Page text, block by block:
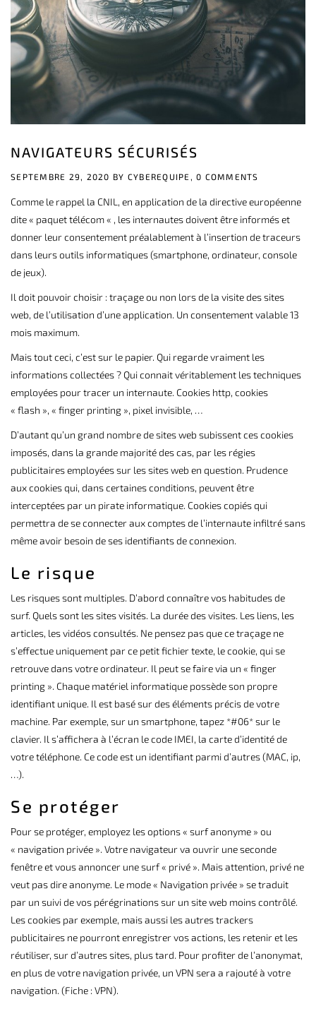
NAVIGATEURS SÉCURISÉS
SEPTEMBRE 29, 2020 BY CYBEREQUIPE, 0 COMMENTS
Comme le rappel la CNIL, en application de la directive européenne
dite « paquet télécom « , les internautes doivent être informés et
donner leur consentement préalablement à l’insertion de traceurs
dans leurs outils informatiques (smartphone, ordinateur, console
de jeux).
Il doit pouvoir choisir : traçage ou non lors de la visite des sites
web, de l’utilisation d’une application. Un consentement valable 13
mois maximum.
Mais tout ceci, c’est sur le papier. Qui regarde vraiment les
informations collectées ? Qui connait véritablement les techniques
employées pour tracer un internaute. Cookies http, cookies
« flash », « finger printing », pixel invisible, …
D’autant qu’un grand nombre de sites web subissent ces cookies
imposés, dans la grande majorité des cas, par les régies
publicitaires employées sur les sites web en question. Prudence
aux cookies qui, dans certaines conditions, peuvent être
interceptées par un pirate informatique. Cookies copiés qui
permettra de se connecter aux comptes de l’internaute infiltré sans
même avoir besoin de ses identifiants de connexion.
Le risque
Les risques sont multiples. D’abord connaître vos habitudes de
surf. Quels sont les sites visités. La durée des visites. Les liens, les
articles, les vidéos consultés. Ne pensez pas que ce traçage ne
s’effectue uniquement par ce petit fichier texte, le cookie, qui se
retrouve dans votre ordinateur. Il peut se faire via un « finger
printing ». Chaque matériel informatique possède son propre
identifiant unique. Il est basé sur des éléments précis de votre
machine. Par exemple, sur un smartphone, tapez *#06* sur le
clavier. Il s’affichera à l’écran le code IMEI, la carte d’identité de
votre téléphone. Ce code est un identifiant parmi d’autres (MAC, ip,
…).
Se protéger
Pour se protéger, employez les options « surf anonyme » ou
« navigation privée ». Votre navigateur va ouvrir une seconde
fenêtre et vous annoncer une surf « privé ». Mais attention, privé ne
veut pas dire anonyme. Le mode « Navigation privée » se traduit
par un suivi de vos pérégrinations sur un site web moins contrôlé.
Les cookies par exemple, mais aussi les autres trackers
publicitaires ne pourront enregistrer vos actions, les retenir et les
réutiliser, sur d’autres sites, plus tard. Pour profiter de l’anonymat,
en plus de votre navigation privée, un VPN sera a rajouté à votre
navigation. (Fiche : VPN).